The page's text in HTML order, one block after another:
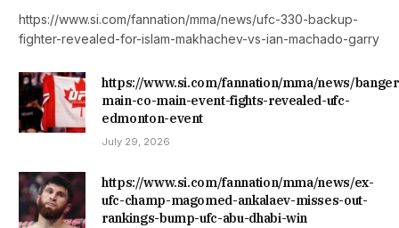
https://www.si.com/fannation/mma/news/ufc-330-backup-
fighter-revealed-for-islam-makhachev-vs-ian-machado-garry
https://www.si.com/fannation/mma/news/
main-co-main-event-fights-revealed-ufc-
edmonton-event
July 29, 2026
https://www.si.com/fannation/mma/news/ex-
ufc-champ-magomed-ankalaev-misses-out-
rankings-bump-ufc-abu-dhabi-win